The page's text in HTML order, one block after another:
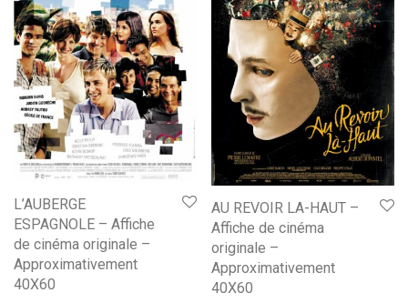
L’AUBERGE
ESPAGNOLE – Affiche
de cinéma originale –
Approximativement
40X60
AU REVOIR LA-HAUT –
Affiche de cinéma
originale –
Approximativement
40X60